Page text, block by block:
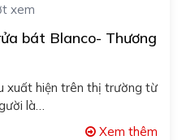
xem
bát Blanco- Thương
xuất hiện trên thị trường từ
là…
Xem thêm